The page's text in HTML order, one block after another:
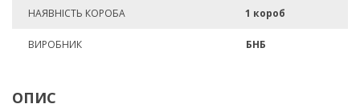
НАЯВНІСТЬ КОРОБА 1 короб
ВИРОБНИК БНБ
ОПИС